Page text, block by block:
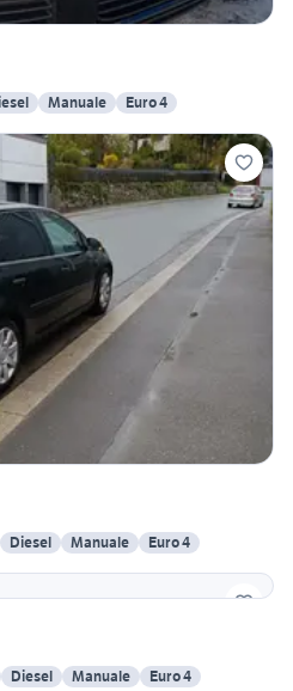
Manuale Euro 4
Diesel Manuale
Euro 4
Diesel Manuale Euro 4